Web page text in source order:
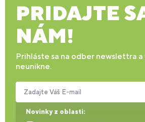
PRIDAJTE
NÁM!
Prihláste sa na odber newslettra a
neunikne.
Novinky z oblasti:
Zadajte Váš E-mail